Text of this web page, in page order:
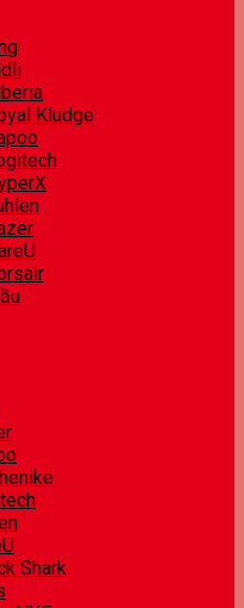
Kludge
Shark